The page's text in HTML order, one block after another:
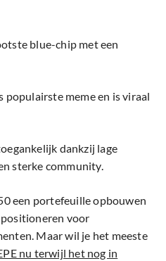
blue-chip met een
populairste meme en is viraal
dankzij lage
sterke community.
een portefeuille opbouwen
positioneren voor
Maar wil je het meeste
nu terwijl het nog in